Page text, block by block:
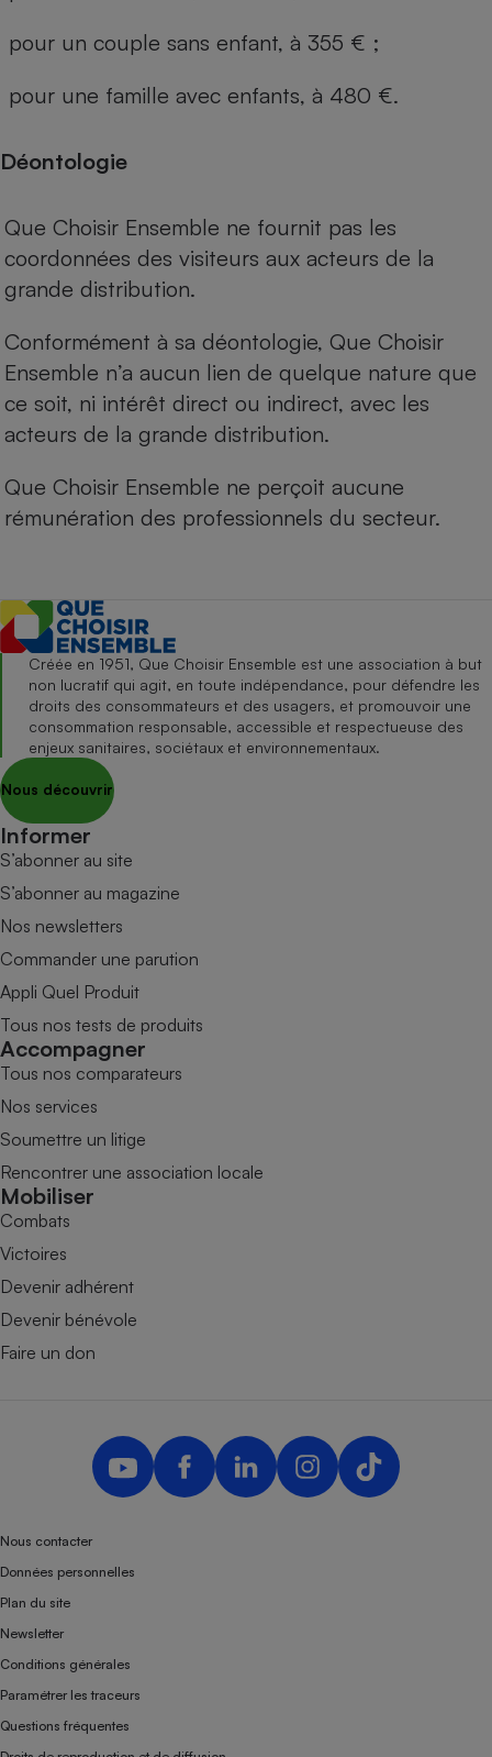
pour un couple sans enfant, à 355 € ;
pour une famille avec enfants, à 480 €.
Déontologie
Que Choisir Ensemble ne fournit pas les
coordonnées des visiteurs aux acteurs de la
grande distribution.
Conformément à sa déontologie, Que Choisir
Ensemble n’a aucun lien de quelque nature que
ce soit, ni intérêt direct ou indirect, avec les
acteurs de la grande distribution.
Que Choisir Ensemble ne perçoit aucune
rémunération des professionnels du secteur.
Créée en 1951, Que Choisir Ensemble est une association à but
non lucratif qui agit, en toute indépendance, pour défendre les
droits des consommateurs et des usagers, et promouvoir une
consommation responsable, accessible et respectueuse des
enjeux sanitaires, sociétaux et environnementaux.
Nous découvrir
Informer
S’abonner au site
S’abonner au magazine
Nos newsletters
Commander une parution
Appli Quel Produit
Tous nos tests de produits
Accompagner
Tous nos comparateurs
Nos services
Soumettre un litige
Rencontrer une association locale
Mobiliser
Combats
Victoires
Devenir adhérent
Devenir bénévole
Faire un don
Nous contacter
Données personnelles
Plan du site
Newsletter
Conditions générales
Paramétrer les traceurs
Questions fréquentes